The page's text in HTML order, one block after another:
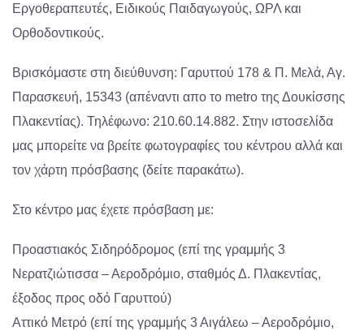
Εργοθεραπευτές, Ειδικούς Παιδαγωγούς, ΩΡΛ και
Ορθοδοντικούς.
Βρισκόμαστε στη διεύθυνση: Γαρυττού 178 & Π. Μελά, Αγ.
Παρασκευή, 15343 (απέναντι απο το metro της Δουκίσσης
Πλακεντίας). Τηλέφωνο: 210.60.14.882. Στην ιστοσελίδα
μας μπορείτε να βρείτε φωτογραφίες του κέντρου αλλά και
τον χάρτη πρόσβασης (δείτε παρακάτω).
Στο κέντρο μας έχετε πρόσβαση με:
Προαστιακός Σιδηρόδρομος (επί της γραμμής 3
Νερατζιώτισσα – Αεροδρόμιο, σταθμός Δ. Πλακεντίας,
έξοδος προς οδό Γαρυττού)
Αττικό Μετρό (επί της γραμμής 3 Αιγάλεω – Αεροδρόμιο,